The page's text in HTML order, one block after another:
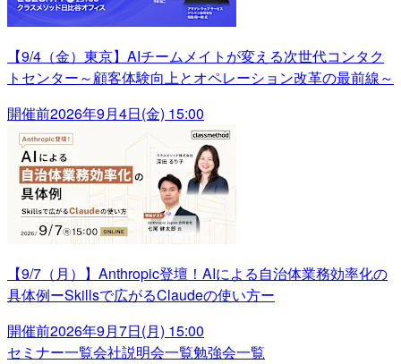
【9/4（金）東京】AIチームメイトが変える次世代コンタク
トセンター～顧客体験向上とオペレーション改革の最前線～
開催前2026年9月4日(金) 15:00
【9/7（月）】Anthropic登壇！AIによる自治体業務効率化の
具体例ーSkillsで広がるClaudeの使い方ー
開催前2026年9月7日(月) 15:00
セミナー一覧会社説明会一覧勉強会一覧